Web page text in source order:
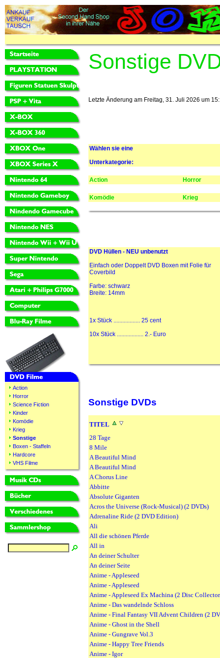
Action
Horror
Science Fiction
Kinder
Komödie
Krieg
Sonstige
Boxen - Staffeln
Hardcore
VHS Filme
Sonstige
Letzte Änderung am Freitag, 31. Juli 2026 um
Wählen sie eine
Unterkategorie:
Action Horror
Komödie Krieg
DVD Hüllen - NEU unbenutzt
Einfach oder Doppelt DVD Boxen mit Folie für
Coverbild
Farbe: schwarz
Breite: 14mm
1x Stück .................. 25 cent
10x Stück .................. 2.- Euro
Sonstige DVDs
TITEL
28 Tage
8 Mile
A Beautiful Mind
A Beautiful Mind
A Chorus Line
Abbitte
Absolute Giganten
Acros the Universe (Rock-Musical) (2 DVDs)
Adrenaline Ride (2 DVD Edition)
Ali
All die schönen Pferde
All in
An deiner Schulter
An deiner Seite
Anime - Appleseed
Anime - Appleseed
Anime - Appleseed Ex Machina (2 Disc
Anime - Das wandelnde Schloss
Anime - Final Fantasy VII Advent Children (2
Anime - Ghost in the Shell
Anime - Gungrave Vol.3
Anime - Happy Tree Friends
Anime - Igor